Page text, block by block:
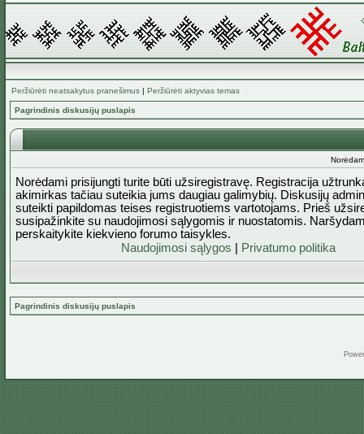
Peržiūrėti neatsakytus pranešimus | Peržiūrėti aktyvias temas
Pagrindinis diskusijų puslapis
Norėdami prisijungti turite būti užsiregistravę. Registracija
akimirkas tačiau suteikia jums daugiau galimybių. Diskusijų
suteikti papildomas teises registruotiems vartotojams. Prieš
susipažinkite su naudojimosi sąlygomis ir nuostatomis.
perskaitykite kiekvieno forumo taisykles.
Naudojimosi sąlygos
Privatumo politika
Pagrindinis diskusijų puslapis